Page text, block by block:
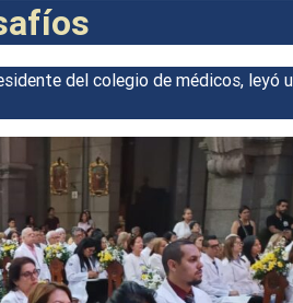
del colegio de médicos, leyó